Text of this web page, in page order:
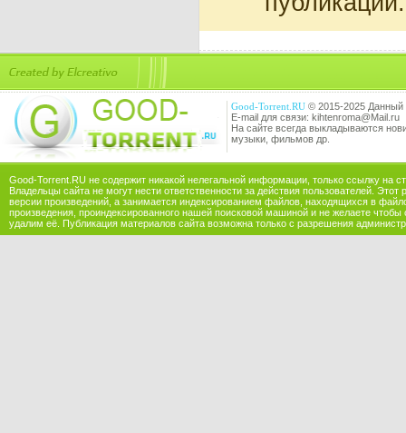
Good-Torrent.RU © 2015-2025 Данный
E-mail для связи: kihtenroma@Mail.ru
На сайте всегда выкладываются
музыки, фильмов др.
Good-Torrent.RU не содержит никакой нелегальной информации, только ссылку на
Владельцы сайта не могут нести ответственности за действия пользователей.
версии произведений, а занимается индексированием файлов, находящихся в
произведения, проиндексированного нашей поисковой машиной и не желаете
удалим её. Публикация материалов сайта возможна только с разрешения